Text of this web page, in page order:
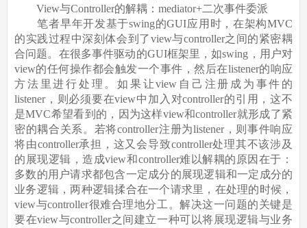
View与Controller的解耦：mediator+二次事件委派
笔者早年开发基于swing的GUI应用时，在架构MVC
的实践过程中深刻体会到了view与controller之间的紧密耦
合问题。在很多事件驱动的GUI框架里，如swing，用户对
view的任何操作都会触发一个事件，然后在listener的响应
方法里进行处理。如果让view自己注册成为事件的
listener，则必须要在view中加入对controller的引用，这不
是MVC希望看到的，因为这样view和controller就形成了紧
密的耦合关系。若将controller注册为listener，则事件响应
将由controller承担，这又会导致controller处理其不该涉及
的展现逻辑，造成view和controller难以解耦的原因在于：
多数的用户请求都包含一定成分的展现逻辑和一定成分的
业务逻辑，两种逻辑揉合在一个请求里，在处理的时候，
view与controller很难合理地分工。解决这一问题的关键是
要在view与controller之间建立一种可以将展现逻辑与业务